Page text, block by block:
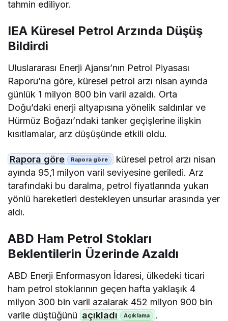
tahmin ediliyor.
IEA Küresel Petrol Arzında Düşüş
Bildirdi
Uluslararası Enerji Ajansı’nın Petrol Piyasası
Raporu’na göre, küresel petrol arzı nisan ayında
günlük 1 milyon 800 bin varil azaldı. Orta
Doğu’daki enerji altyapısına yönelik saldırılar ve
Hürmüz Boğazı’ndaki tanker geçişlerine ilişkin
kısıtlamalar, arz düşüşünde etkili oldu.
Rapora göre
küresel petrol arzı nisan
ayında 95,1 milyon varil seviyesine geriledi. Arz
tarafındaki bu daralma, petrol fiyatlarında yukarı
yönlü hareketleri destekleyen unsurlar arasında yer
aldı.
ABD Ham Petrol Stokları
Beklentilerin Üzerinde Azaldı
ABD Enerji Enformasyon İdaresi, ülkedeki ticari
ham petrol stoklarının geçen hafta yaklaşık 4
milyon 300 bin varil azalarak 452 milyon 900 bin
varile düştüğünü açıkladı .